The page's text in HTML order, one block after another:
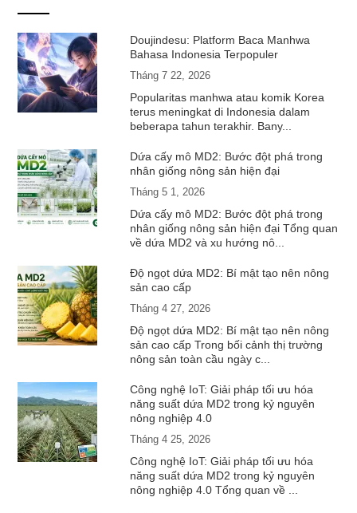
Doujindesu: Platform Baca Manhwa
Bahasa Indonesia Terpopuler
Tháng 7 22, 2026
Popularitas manhwa atau komik Korea
terus meningkat di Indonesia dalam
beberapa tahun terakhir. Bany...
Dứa cấy mô MD2: Bước đột phá trong
nhân giống nông sản hiện đại
Tháng 5 1, 2026
Dứa cấy mô MD2: Bước đột phá trong
nhân giống nông sản hiện đại Tổng quan
về dứa MD2 và xu hướng nô...
Độ ngọt dứa MD2: Bí mật tạo nên nông
sản cao cấp
Tháng 4 27, 2026
Độ ngọt dứa MD2: Bí mật tạo nên nông
sản cao cấp Trong bối cảnh thị trường
nông sản toàn cầu ngày c...
Công nghệ IoT: Giải pháp tối ưu hóa
năng suất dứa MD2 trong kỷ nguyên
nông nghiệp 4.0
Tháng 4 25, 2026
Công nghệ IoT: Giải pháp tối ưu hóa
năng suất dứa MD2 trong kỷ nguyên
nông nghiệp 4.0 Tổng quan về ...